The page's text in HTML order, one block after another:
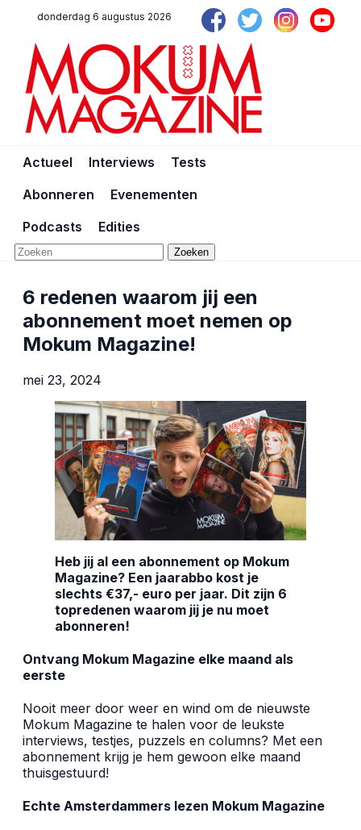
donderdag 6 augustus 2026
Actueel Interviews
Tests
Abonneren
Evenementen
Podcasts
Edities
Zoeken
6 redenen waarom jij een
abonnement moet nemen op
Mokum Magazine!
mei 23, 2024
Heb jij al een abonnement op Mokum
Magazine? Een jaarabbo kost je
slechts €37,- euro per jaar. Dit zijn 6
topredenen waarom jij je nu moet
abonneren!
Ontvang Mokum Magazine elke maand als
eerste
Nooit meer door weer en wind om de nieuwste
Mokum Magazine te halen voor de leukste
interviews, testjes, puzzels en columns? Met een
abonnement krijg je hem gewoon elke maand
thuisgestuurd!
Echte Amsterdammers lezen Mokum Magazine